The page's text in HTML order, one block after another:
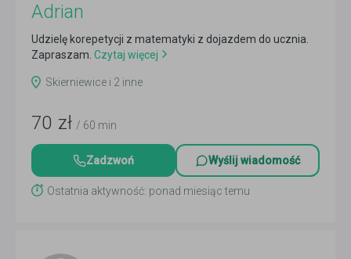
Adrian
Udzielę korepetycji z matematyki z dojazdem do ucznia.
Zapraszam. Czytaj więcej
Skierniewice i 2 inne
70 zł / 60 min
Zadzwoń Wyślij wiadomość
Ostatnia aktywność: ponad miesiąc temu